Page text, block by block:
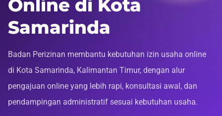
Online di Kota
Samarinda
Badan Perizinan membantu kebutuhan izin usaha online
di Kota Samarinda, Kalimantan Timur, dengan alur
pengajuan online yang lebih rapi, konsultasi awal, dan
pendampingan administratif sesuai kebutuhan usaha.